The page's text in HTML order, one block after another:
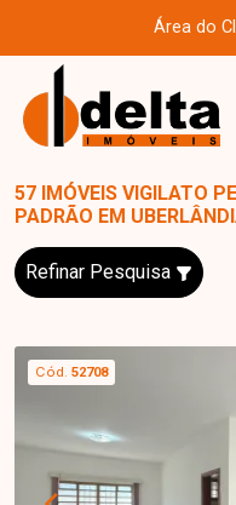
Área do
57 IMÓVEIS VIGILATO
PADRÃO EM
Refinar Pesquisa
Cód. 52708